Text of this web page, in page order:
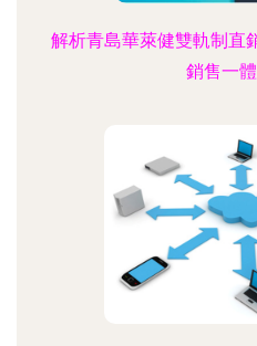
解析青島華萊健雙軌制直
銷售一